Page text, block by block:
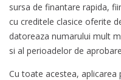
sursa de finantare rapida,
cu creditele clasice oferite
datoreaza numarului mult
si al perioadelor de
Cu toate acestea,